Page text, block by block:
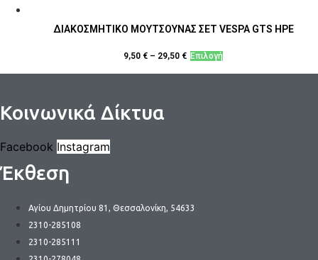
ΔΙΑΚΟΣΜΗΤΙΚΟ ΜΟΥΤΣΟΥΝΑΣ ΣΕΤ VESPA GTS HPE
9,50 € – 29,50 € ΕπιλογήΑυτό
το
Κοινωνικά Δίκτυα
Facebook Instagram
Έκθεση
Αγίου Δημητρίου 81, Θεσσαλονίκη, 54633
2310-285108
2310-285111